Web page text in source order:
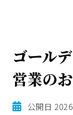
ゴール
営業の
公開日